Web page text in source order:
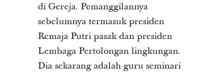
di Gereja. Pemanggilannya
sebelumnya termasuk presiden
Remaja Putri pasak dan presiden
Lembaga Pertolongan lingkungan.
Dia sekarang adalah guru seminari